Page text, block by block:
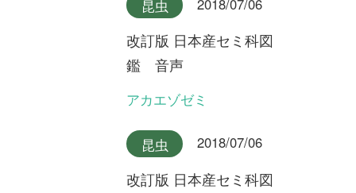
改訂版 日本産セミ科図
鑑 音声
ニイニイゼミ
植物 FREE 2025/10/07
永田芳男さんの日本全